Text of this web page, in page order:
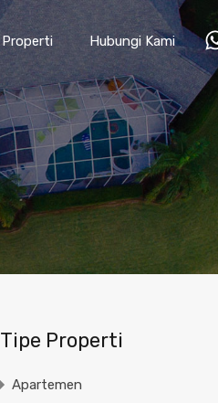
Properti Hubungi Kami
Tipe Properti
Apartemen